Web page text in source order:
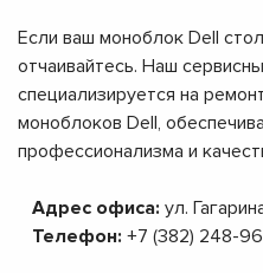
Если ваш моноблок Dell
отчаивайтесь. Наш
специализируется на
моноблоков Dell,
профессионализма и
Адрес офиса: ул.
Телефон: +7 (382) 248-